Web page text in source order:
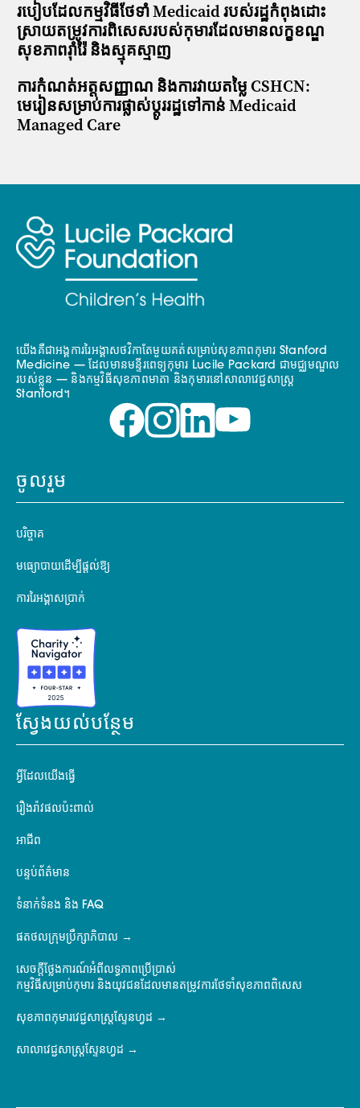
របៀបដែលកម្មវិធីថែទាំ Medicaid របស់រដ្ឋកំពុងដោះ
ស្រាយតម្រូវការពិសេសរបស់កុមារដែលមានលក្ខខណ្ឌ
សុខភាពរ៉ាំរ៉ៃ និងស្មុគស្មាញ
ការកំណត់អត្តសញ្ញាណ និងការវាយតម្លៃ CSHCN:
មេរៀនសម្រាប់ការផ្លាស់ប្តូររដ្ឋទៅកាន់ Medicaid
Managed Care
យើងគឺជាអង្គការរៃអង្គាសថវិកាតែមួយគត់សម្រាប់សុខភាពកុមារ Stanford
Medicine — ដែលមានមន្ទីរពេទ្យកុមារ Lucile Packard ជាមជ្ឈមណ្ឌល
របស់ខ្លួន — និងកម្មវិធីសុខភាពមាតា និងកុមារនៅសាលាវេជ្ជសាស្ត្រ
Stanford។
ចូលរួម
បរិច្ចាគ
មធ្យោបាយដើម្បីផ្តល់ឱ្យ
ការរៃអង្គាសប្រាក់
ស្វែងយល់បន្ថែម
អ្វីដែលយើងធ្វើ
រឿងរ៉ាវផលប៉ះពាល់
អាជីព
បន្ទប់ព័ត៌មាន
ទំនាក់ទំនង និង FAQ
ផតថលក្រុមប្រឹក្សាភិបាល
សេចក្តីថ្លែងការណ៍អំពីលទ្ធភាពប្រើប្រាស់
កម្មវិធីសម្រាប់កុមារ និងយុវជនដែលមានតម្រូវការថែទាំសុខភាពពិសេស
សុខភាពកុមារវេជ្ជសាស្ត្រស្ទែនហ្វដ
សាលាវេជ្ជសាស្ត្រស្ទែនហ្វដ